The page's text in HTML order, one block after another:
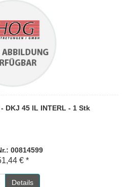
DKJ 45 IL INTERL - 1 Stk
00814599
€ *
Details